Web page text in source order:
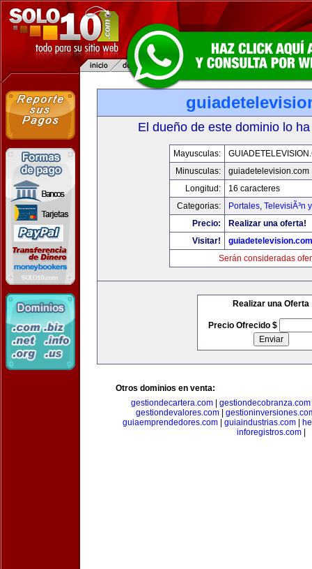
El dueño de este dominio lo
Mayusculas:
Minusculas:
guiadetelevision.com
Longitud:
16 caracteres
Categorias:
Portales, TelevisiÃ³n
Precio:
Realizar una oferta!
Visitar!
guiadetelevision.com
Serán consideradas
Realizar una Oferta
Precio Ofrecido $
Otros dominios en venta:
gestiondecartera.com| gestiondecobranza.com
gestiondevalores.com|
guiaemprendedores.com
guiaindustrias.com
inforegistros.com|